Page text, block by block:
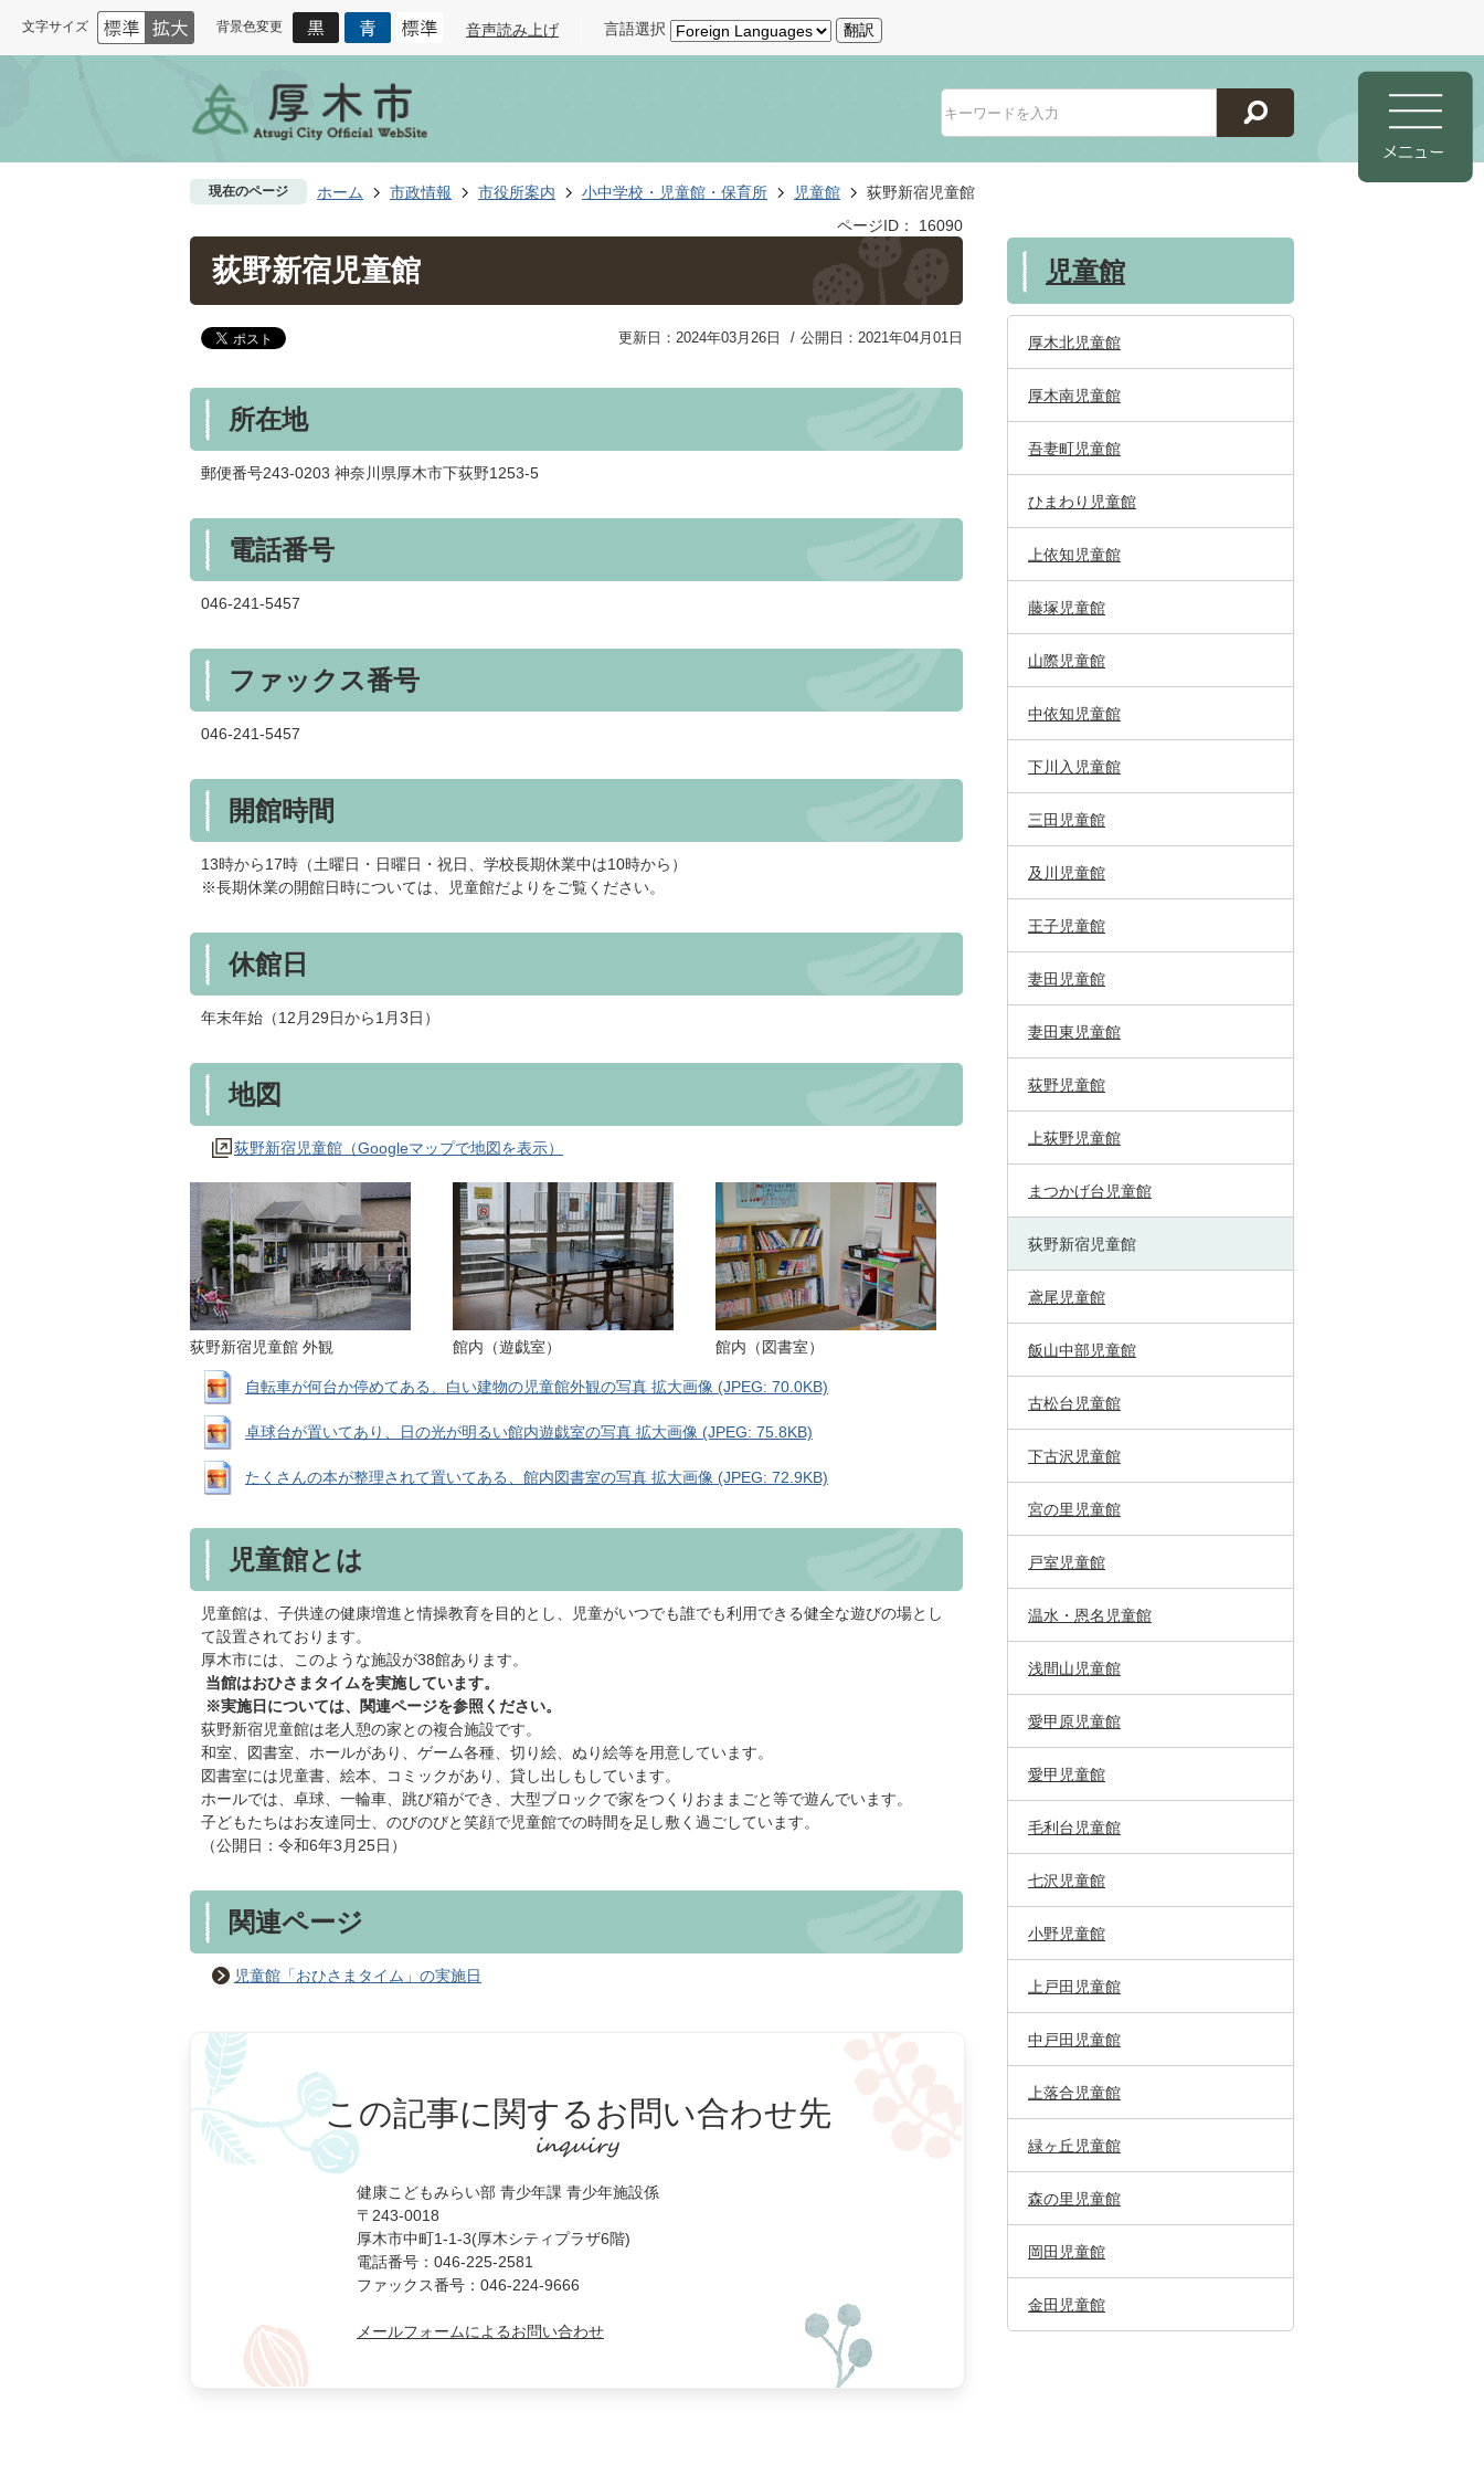
文字サイズ 背景色変更 音声読み上げ 言語選択 翻訳
現在のページ ホーム 市政情報 市役所案内 小中学校・児童館・保育所 児童館
荻野新宿児童館
ページID：
16090
荻野新宿児童館
更新日：2024年03月26日 公開日：2021年04月01日
所在地
郵便番号243-0203 神奈川県厚木市下荻野1253-5
電話番号
046-241-5457
ファックス番号
046-241-5457
開館時間
13時から17時（土曜日・日曜日・祝日、学校長期休業中は10時から）
※長期休業の開館日時については、児童館だよりをご覧ください。
休館日
年末年始（12月29日から1月3日）
地図
荻野新宿児童館（Googleマップで地図を表示）
荻野新宿児童館 外観 館内（遊戯室） 館内（図書室）
自転車が何台か停めてある、白い建物の児童館外観の写真 拡大画像 (JPEG: 70.0KB)
卓球台が置いてあり、日の光が明るい館内遊戯室の写真 拡大画像 (JPEG: 75.8KB)
たくさんの本が整理されて置いてある、館内図書室の写真 拡大画像 (JPEG: 72.9KB)
児童館とは
児童館は、子供達の健康増進と情操教育を目的とし、児童がいつでも誰でも利用できる健全な遊びの場とし
て設置されております。
厚木市には、このような施設が38館あります。
当館はおひさまタイムを実施しています。
※実施日については、関連ページを参照ください。
荻野新宿児童館は老人憩の家との複合施設です。
和室、図書室、ホールがあり、ゲーム各種、切り絵、ぬり絵等を用意しています。
図書室には児童書、絵本、コミックがあり、貸し出しもしています。
ホールでは、卓球、一輪車、跳び箱ができ、大型ブロックで家をつくりおままごと等で遊んでいます。
子どもたちはお友達同士、のびのびと笑顔で児童館での時間を足し敷く過ごしています。
（公開日：令和6年3月25日）
関連ページ
児童館「おひさまタイム」の実施日
この記事に関するお問い合わせ先
健康こどもみらい部 青少年課 青少年施設係
〒243-0018
厚木市中町1-1-3(厚木シティプラザ6階)
電話番号：046-225-2581
ファックス番号：046-224-9666
メールフォームによるお問い合わせ
児童館
厚木北児童館
厚木南児童館
吾妻町児童館
ひまわり児童館
上依知児童館
藤塚児童館
山際児童館
中依知児童館
下川入児童館
三田児童館
及川児童館
王子児童館
妻田児童館
妻田東児童館
荻野児童館
上荻野児童館
まつかげ台児童館
荻野新宿児童館
鳶尾児童館
飯山中部児童館
古松台児童館
下古沢児童館
宮の里児童館
戸室児童館
温水・恩名児童館
浅間山児童館
愛甲原児童館
愛甲児童館
毛利台児童館
七沢児童館
小野児童館
上戸田児童館
中戸田児童館
上落合児童館
緑ヶ丘児童館
森の里児童館
岡田児童館
金田児童館